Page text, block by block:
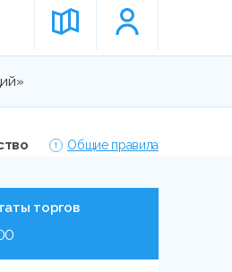
Общие правила
торгов